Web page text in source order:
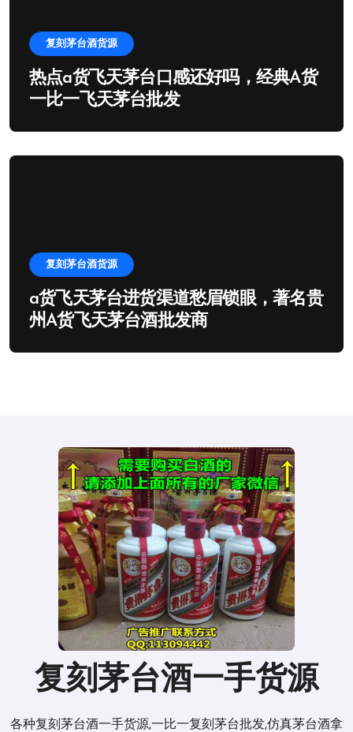
复刻茅台酒货源
热点a货飞天茅台口感还好吗，经典A货
一比一飞天茅台批发
复刻茅台酒货源
a货飞天茅台进货渠道愁眉锁眼，著名贵
州A货飞天茅台酒批发商
复刻茅台酒一手货源
各种复刻茅台酒一手货源,一比一复刻茅台批发,仿真茅台酒拿